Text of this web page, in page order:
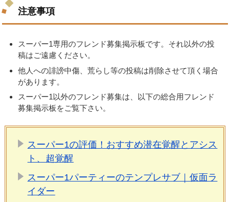
注意事項
スーパー1専用のフレンド募集掲示板です。それ以外の投
稿はご遠慮ください。
他人への誹謗中傷、荒らし等の投稿は削除させて頂く場合
があります。
スーパー1以外のフレンド募集は、以下の総合用フレンド
募集掲示板をご覧下さい。
スーパー1の評価！おすすめ潜在覚醒とアシス
ト、超覚醒
スーパー1パーティーのテンプレサブ｜仮面ラ
イダー